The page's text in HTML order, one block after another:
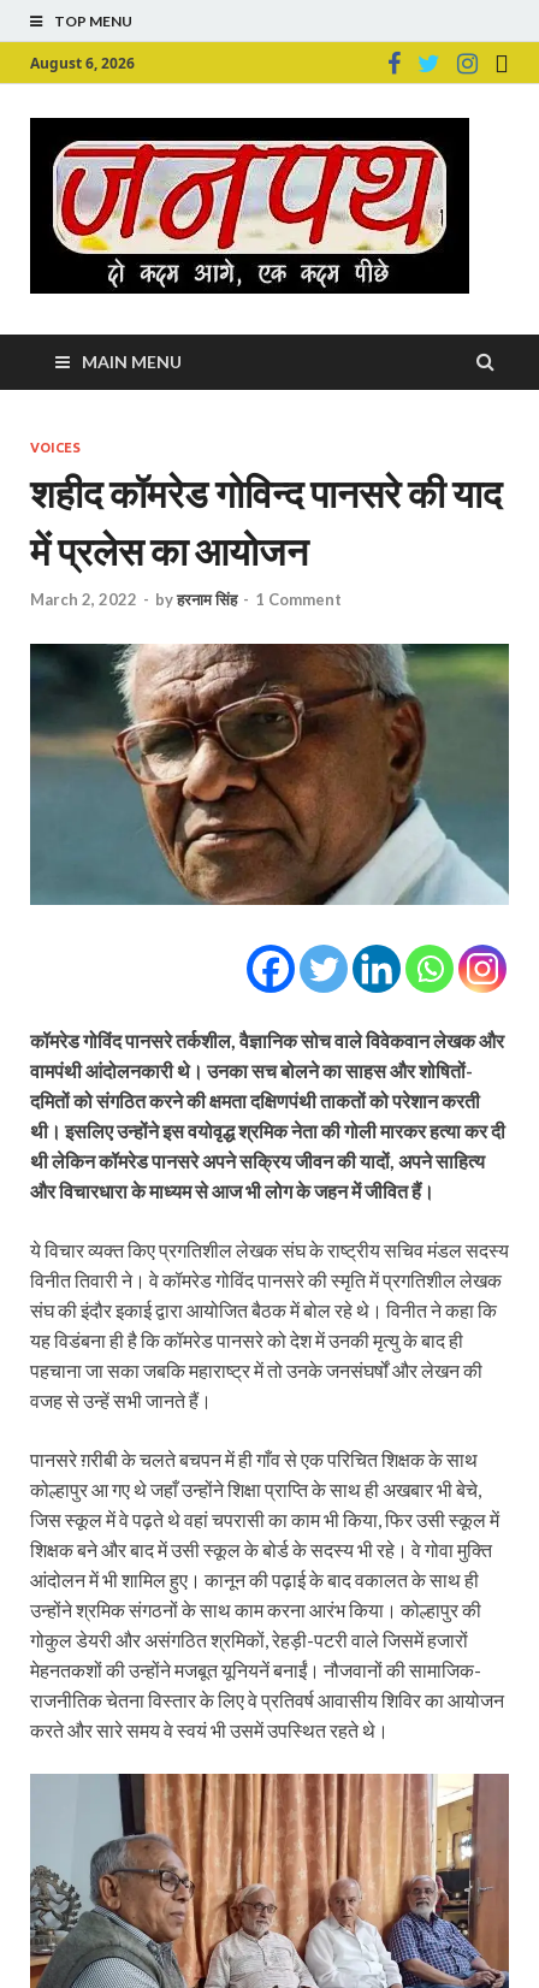
TOP MENU
August 6, 2026
MAIN MENU
VOICES
शहीद कॉमरेड गोविन्द पानसरे की याद
में प्रलेस का आयोजन
March 2, 2022 - byहरनाम सिंह - 1 Comment
कॉमरेड गोविंद पानसरे तर्कशील, वैज्ञानिक सोच वाले विवेकवान लेखक और
वामपंथी आंदोलनकारी थे। उनका सच बोलने का साहस और शोषितों-
दमितों को संगठित करने की क्षमता दक्षिणपंथी ताकतों को परेशान करती
थी। इसलिए उन्होंने इस वयोवृद्ध श्रमिक नेता की गोली मारकर हत्या कर दी
थी लेकिन कॉमरेड पानसरे अपने सक्रिय जीवन की यादों, अपने साहित्य
और विचारधारा के माध्यम से आज भी लोग के जहन में जीवित हैं।
ये विचार व्यक्त किए प्रगतिशील लेखक संघ के राष्ट्रीय सचिव मंडल सदस्य
विनीत तिवारी ने। वे कॉमरेड गोविंद पानसरे की स्मृति में प्रगतिशील लेखक
संघ की इंदौर इकाई द्वारा आयोजित बैठक में बोल रहे थे। विनीत ने कहा कि
यह विडंबना ही है कि कॉमरेड पानसरे को देश में उनकी मृत्यु के बाद ही
पहचाना जा सका जबकि महाराष्ट्र में तो उनके जनसंघर्षों और लेखन की
वजह से उन्हें सभी जानते हैं।
पानसरे ग़रीबी के चलते बचपन में ही गाँव से एक परिचित शिक्षक के साथ
कोल्हापुर आ गए थे जहाँ उन्होंने शिक्षा प्राप्ति के साथ ही अखबार भी बेचे,
जिस स्कूल में वे पढ़ते थे वहां चपरासी का काम भी किया, फिर उसी स्कूल में
शिक्षक बने और बाद में उसी स्कूल के बोर्ड के सदस्य भी रहे। वे गोवा मुक्ति
आंदोलन में भी शामिल हुए। कानून की पढ़ाई के बाद वकालत के साथ ही
उन्होंने श्रमिक संगठनों के साथ काम करना आरंभ किया। कोल्हापुर की
गोकुल डेयरी और असंगठित श्रमिकों, रेहड़ी-पटरी वाले जिसमें हजारों
मेहनतकशों की उन्होंने मजबूत यूनियनें बनाईं। नौजवानों की सामाजिक-
राजनीतिक चेतना विस्तार के लिए वे प्रतिवर्ष आवासीय शिविर का आयोजन
करते और सारे समय वे स्वयं भी उसमें उपस्थित रहते थे।